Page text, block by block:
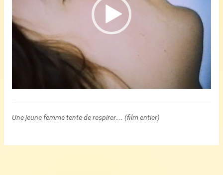
Une jeune femme tente de respirer… (film entier)